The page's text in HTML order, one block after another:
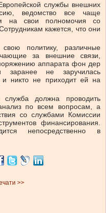
службы внешних
ведомство все чаще
на свои полномочия со
кажется, что они
политику, различные
за внешние связи,
аппарата фон дер
заранее не заручилась
и никто не приходит ей на
служба должна проводить
по всем вопросам, а
со службами Комиссии
финансирования.
непосредственно в
>>